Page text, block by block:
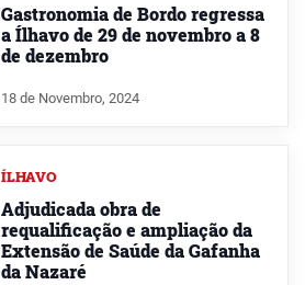
Gastronomia de Bordo regressa
a Ílhavo de 29 de novembro a 8
de dezembro
18 de Novembro, 2024
ÍLHAVO
Adjudicada obra de
requalificação e ampliação da
Extensão de Saúde da Gafanha
da Nazaré